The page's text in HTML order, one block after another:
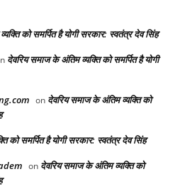
को समर्पित है योगी सरकार: स्वतंत्र देव सिंह
देवरिय समाज के अंतिम व्यक्ति को समर्पित है योगी
on देवरिय समाज के अंतिम व्यक्ति को
को समर्पित है योगी सरकार: स्वतंत्र देव सिंह
on देवरिय समाज के अंतिम व्यक्ति को